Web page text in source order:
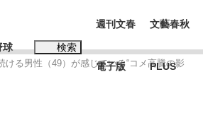
球 検索
週刊文春
電子版
文藝春秋
PLUS
る男性（49）が感じている“コメ高騰の影